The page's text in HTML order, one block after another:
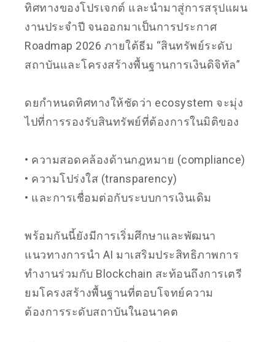
ทิศทางของโปรเจกต์ และนำมาสู่การสรุปแผน
งานประจำปี จนออกมาเป็นการประกาศ
Roadmap 2026 ภายใต้ธีม “สินทรัพย์ระดับ
สถาบันและโครงสร้างพื้นฐานการเงินดิจิทัล”
ดยกำหนดทิศทางให้ชัดว่า ecosystem จะมุ่ง
ไปที่การรองรับสินทรัพย์ที่ต้องการในมิติของ
• ความสอดคล้องด้านกฎหมาย (compliance)
• ความโปร่งใส (transparency)
• และการเชื่อมต่อกับระบบการเงินเดิม
พร้อมกันนี้ยังมีการเริ่มศึกษาและพัฒนา
แนวทางการนำ AI มาเสริมประสิทธิภาพการ
ทำงานร่วมกับ Blockchain สะท้อนถึงการเตรี
ยมโครงสร้างพื้นฐานที่ตอบโจทย์ความ
ต้องการระดับสถาบันในอนาคต